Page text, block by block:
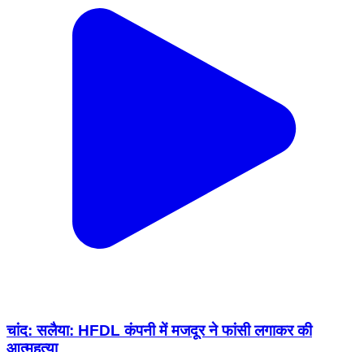
चांद: सलैया: HFDL कंपनी में मजदूर ने फांसी लगाकर की